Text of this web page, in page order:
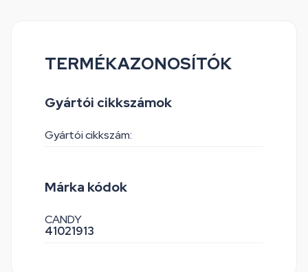
TERMÉKAZONOSÍTÓK
Gyártói cikkszámok
Gyártói cikkszám:
Márka kódok
CANDY
41021913